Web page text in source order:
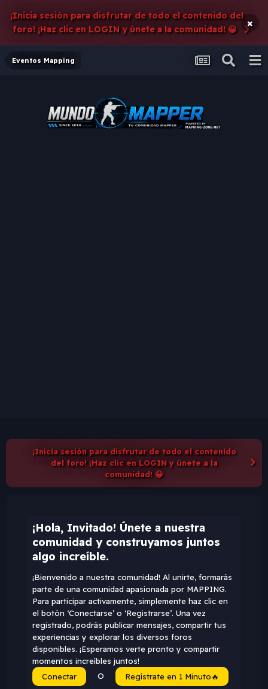
¡Inicia sesión para disfrutar de todo el contenido del
foro! ¡Haz clic en LOGIN y únete a la comunidad! 😀
×
Eventos Mapping
¡Inicia sesión para disfrutar de todo el contenido
del foro! ¡Haz clic en LOGIN y únete a la
comunidad! 😀
¡Hola, Invitado! Únete a nuestra
comunidad y construyamos juntos
algo increíble.
¡Bienvenido a nuestra comunidad! Al unirte, formarás
parte de una comunidad apasionada por MAPPING.
Para participar activamente, simplemente haz clic en
el botón ‘Conectarse’ o ‘Registrarse’. Una vez
registrado, podrás publicar mensajes, compartir tus
experiencias y explorar los diversos foros
disponibles. ¡Esperamos verte pronto y compartir
momentos increíbles juntos!
Conectar
O Regístrate en 1 Minuto🔥